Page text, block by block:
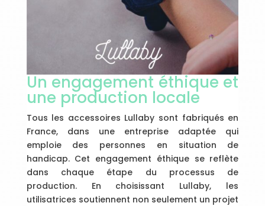
Un engagement éthique et
une production locale
Tous les accessoires Lullaby sont fabriqués en
France, dans une entreprise adaptée qui
emploie des personnes en situation de
handicap. Cet engagement éthique se reflète
dans chaque étape du processus de
production. En choisissant Lullaby, les
utilisatrices soutiennent non seulement un projet